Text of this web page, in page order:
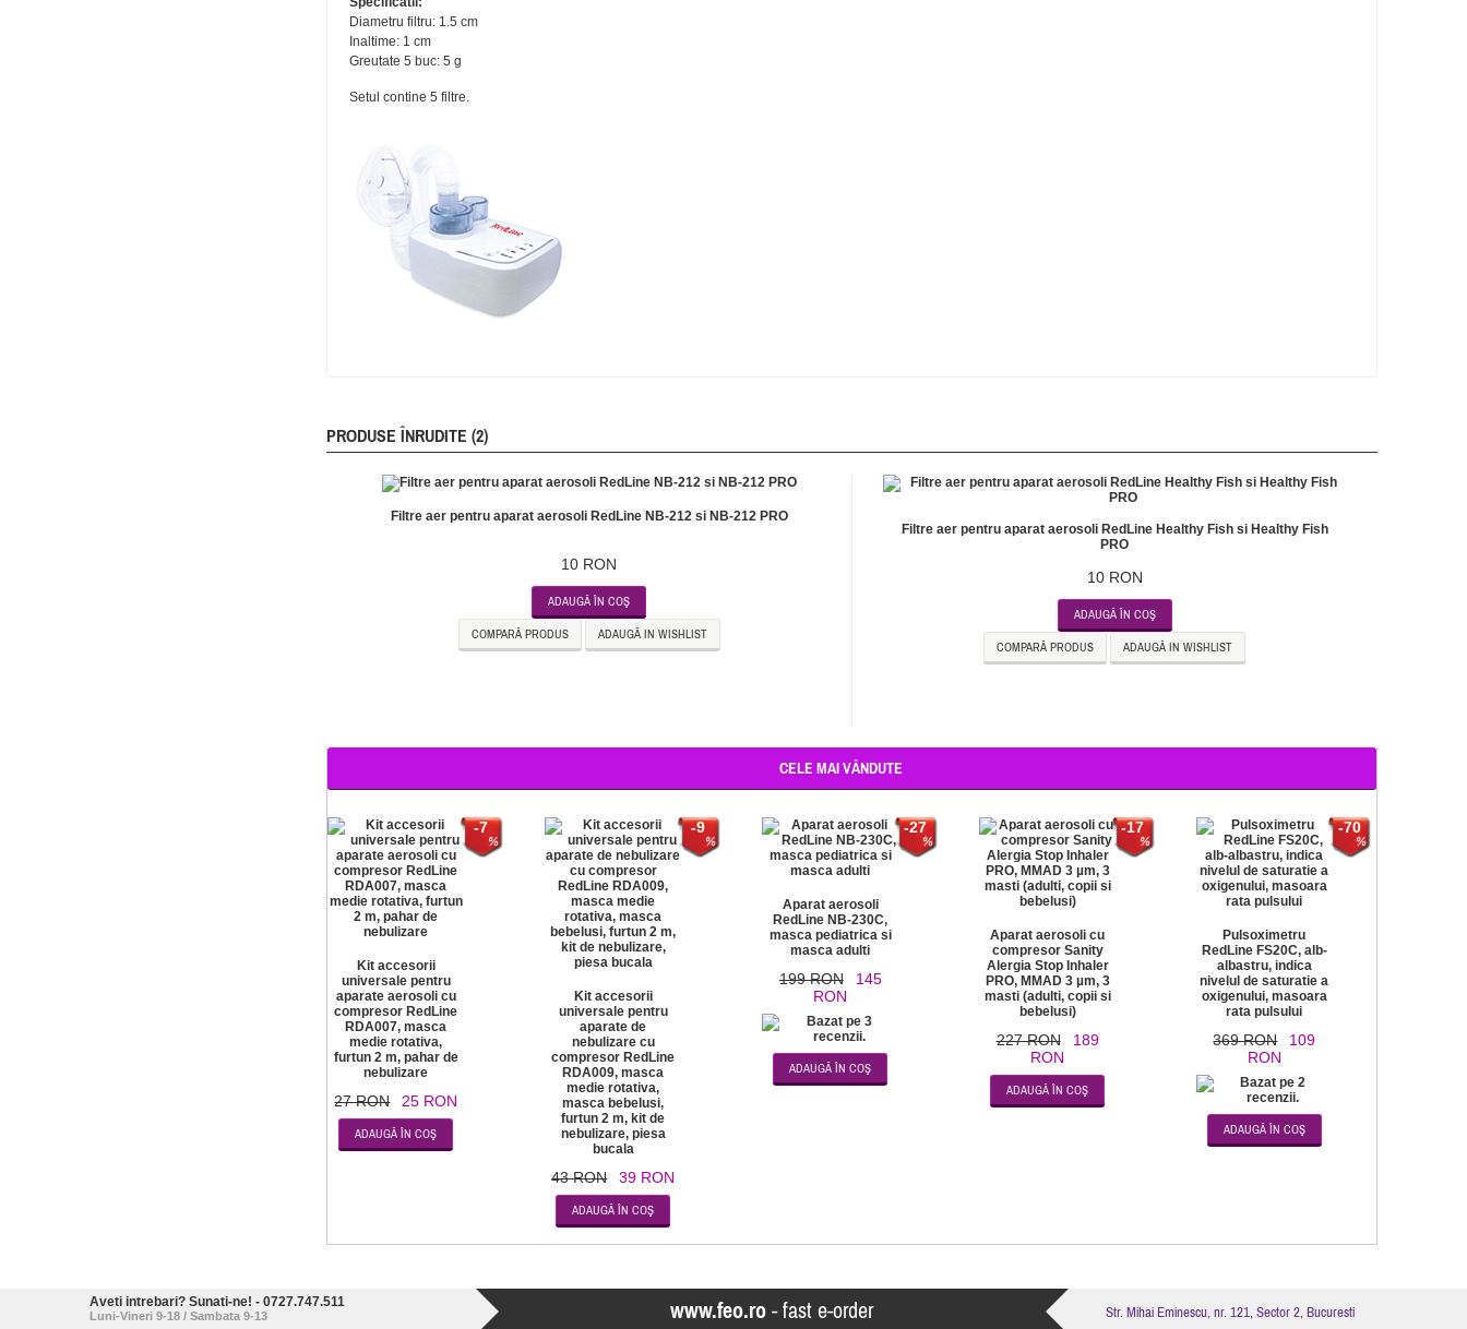
Diametru filtru: 1.5 cm
Inaltime: 1 cm
Greutate 5 buc: 5 g
Setul contine 5 filtre.
PRODUSE ÎNRUDITE (2)
Filtre aer pentru aparat aerosoli RedLine NB-212 si NB-212 PRO
10 RON
ADAUGĂ ÎN COŞ
COMPARĂ PRODUS ADAUGĂ IN WISHLIST
Filtre aer pentru aparat aerosoli RedLine Healthy Fish si Healthy Fish
PRO
10 RON
ADAUGĂ ÎN COŞ
COMPARĂ PRODUS ADAUGĂ IN WISHLIST
CELE MAI VÂNDUTE
-7
Kit accesorii
universale pentru
aparate aerosoli cu
compresor RedLine
RDA007, masca
medie rotativa,
furtun 2 m, pahar de
nebulizare
27 RON 25 RON
-9
Kit accesorii
universale pentru
aparate de
nebulizare cu
compresor RedLine
RDA009, masca
medie rotativa,
masca bebelusi,
furtun 2 m, kit de
nebulizare, piesa
bucala
43 RON 39 RON
-27
Aparat aerosoli
RedLine NB-230C,
masca pediatrica si
masca adulti
199 RON
145
RON
-17
Aparat aerosoli cu
compresor Sanity
Alergia Stop Inhaler
PRO, MMAD 3 µm, 3
masti (adulti, copii si
bebelusi)
227 RON
189
RON
-70
Pulsoximetru
RedLine FS20C, alb-
albastru, indica
nivelul de saturatie a
oxigenului, masoara
rata pulsului
369 RON
109
RON
Aveti intrebari? Sunati-ne! - 0727.747.511
Luni-Vineri 9-18 / Sambata 9-13 www.feo.ro - fast e-order Str. Mihai Eminescu, nr. 121, Sector 2, Bucuresti